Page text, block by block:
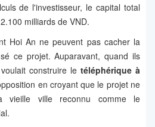
de l'investisseur, le capital total
milliards de VND.
Hoi An ne peuvent pas cacher la
ce projet. Auparavant, quand ils
construire le téléphérique à
en croyant que le projet ne
vieille ville reconnu comme le